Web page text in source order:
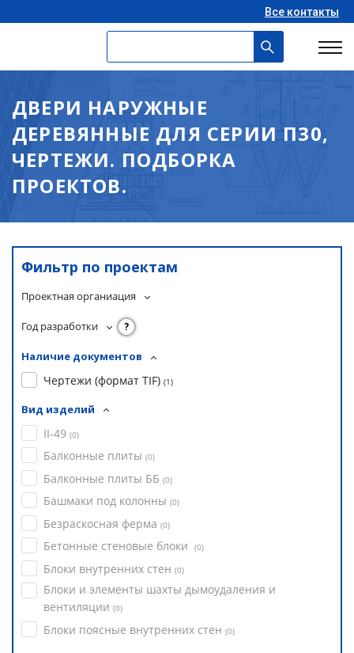
Все контакты
ДВЕРИ НАРУЖНЫЕ
ДЕРЕВЯННЫЕ ДЛЯ СЕРИИ П30,
ЧЕРТЕЖИ. ПОДБОРКА
ПРОЕКТОВ.
Фильтр по проектам
Проектная органиация
Год разработки ?
Наличие документов
Чертежи (формат TIF) (1)
Вид изделий
II-49 (0)
Балконные плиты (0)
Балконные плиты ББ (0)
Башмаки под колонны (0)
Безраскосная ферма (0)
Бетонные стеновые блоки (0)
Блоки внутренних стен (0)
Блоки и элементы шахты дымоудаления и
вентиляции (0)
Блоки поясные внутренних стен (0)